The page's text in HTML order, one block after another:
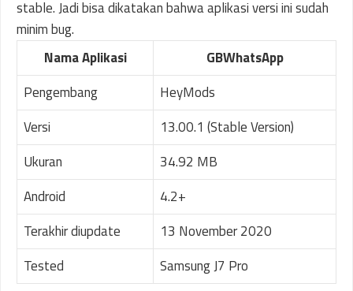
stable. Jadi bisa dikatakan bahwa aplikasi versi ini sudah
minim bug.
Nama Aplikasi
GBWhatsApp
Pengembang
HeyMods
Versi
13.00.1 (Stable Version)
Ukuran
34.92 MB
Android
4.2+
Terakhir diupdate
13 November 2020
Tested
Samsung J7 Pro